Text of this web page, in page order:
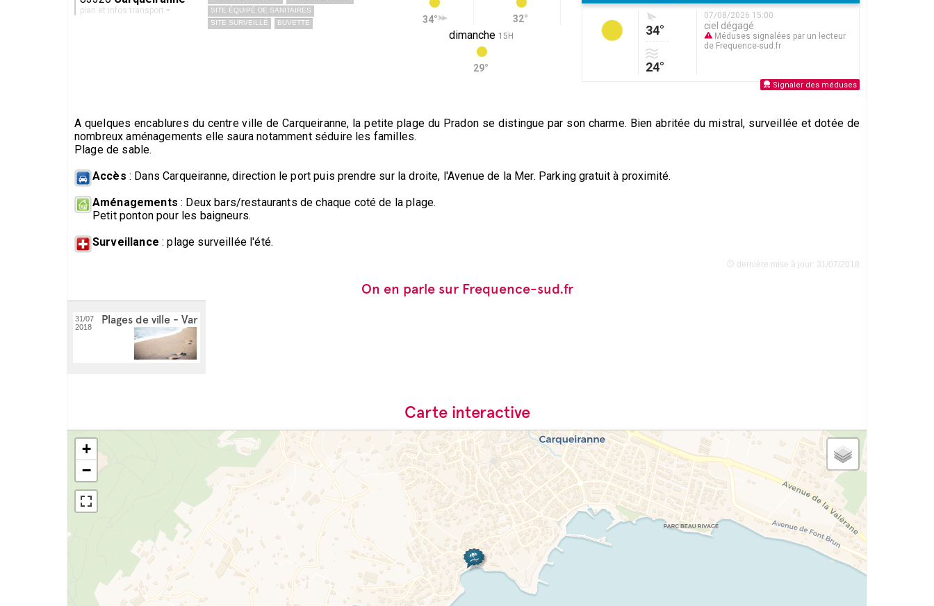
plan et infos transport
SITE ÉQUIPÉ DE SANITAIRES
SITE SURVEILLÉ
BUVETTE 34° 32°
dimanche 15H
29°
34°
24°
07/08/2026 15:00
ciel dégagé
Méduses signalées par un lecteur
de Frequence-sud.fr
Signaler des méduses
A quelques encablures du centre ville de Carqueiranne, la petite plage du Pradon se distingue par son charme. Bien abritée du mistral, surveillée et dotée de
nombreux aménagements elle saura notamment séduire les familles.
Plage de sable.
Accès : Dans Carqueiranne, direction le port puis prendre sur la droite, l'Avenue de la Mer. Parking gratuit à proximité.
Aménagements : Deux bars/restaurants de chaque coté de la plage.
Petit ponton pour les baigneurs.
Surveillance : plage surveillée l'été.
dernière mise à jour: 31/07/2018
On en parle sur Frequence-sud.fr
31/07
2018
Plages de ville - Var
Carte interactive
+
−